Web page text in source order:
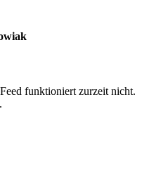
funktioniert zurzeit nicht.